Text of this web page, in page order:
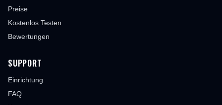
Preise
Kostenlos Testen
Bewertungen
SUPPORT
Einrichtung
FAQ